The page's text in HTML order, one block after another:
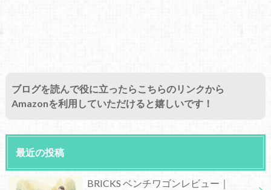
ブログを読んで役に立ったらこちらのリンクから
Amazonを利用していただけると嬉しいです！
最近の投稿
BRICKS ベンチワゴンレビュー｜